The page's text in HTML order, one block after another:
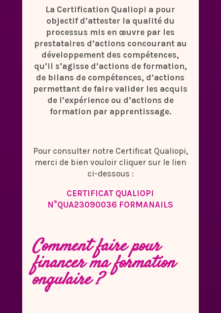
La Certification Qualiopi a pour
objectif d’attester la qualité du
processus mis en œuvre par les
prestataires d’actions concourant au
développement des compétences,
qu’il s’agisse d’actions de formation,
de bilans de compétences, d’actions
permettant de faire valider les acquis
de l’expérience ou d’actions de
formation par apprentissage.
Pour consulter notre Certificat Qualiopi,
merci de bien vouloir cliquer sur le lien
ci-dessous :
CERTIFICAT QUALIOPI
N°QUA23090036 FORMANAILS
Comment faire pour
financer ma formation
ongulaire ?